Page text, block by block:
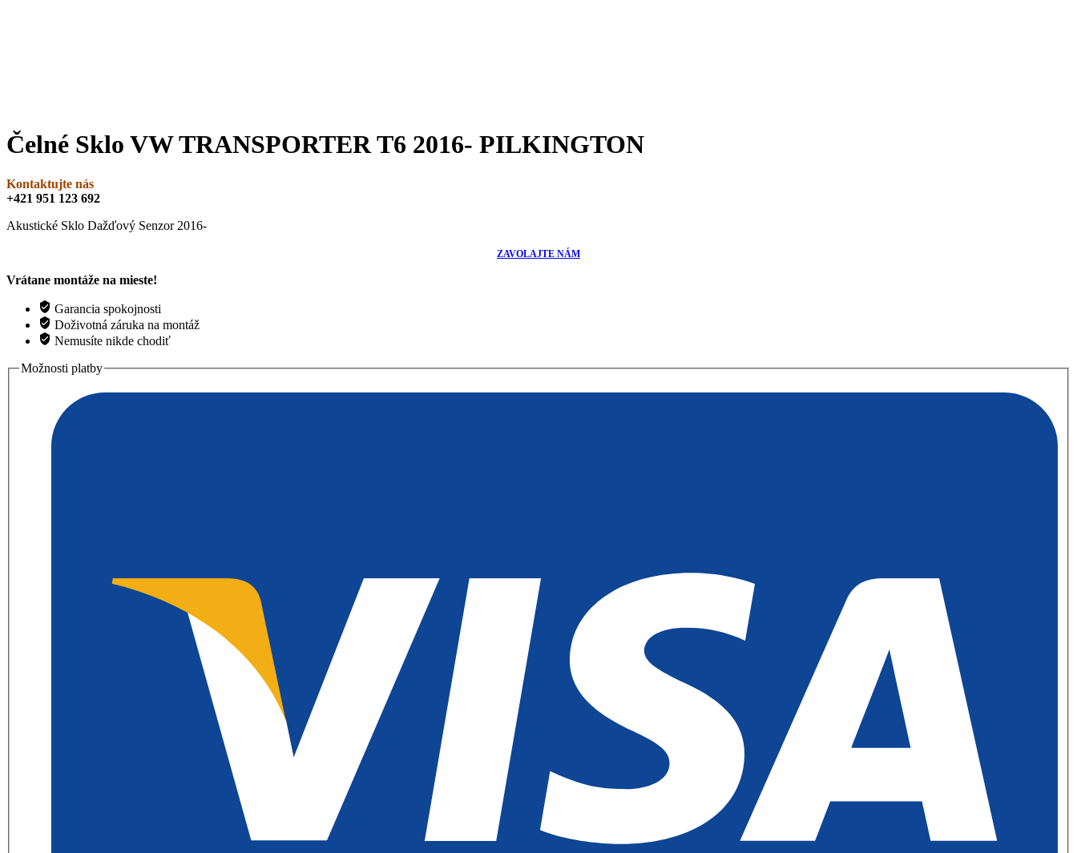
Čelné Sklo VW TRANSPORTER T6 2016- PILKINGTON
Kontaktujte nás
+421 951 123 692
Akustické Sklo Dažďový Senzor 2016-
ZAVOLAJTE NÁM
Vrátane montáže na mieste!
Garancia spokojnosti
Doživotná záruka na montáž
Nemusíte nikde chodiť
Možnosti platby